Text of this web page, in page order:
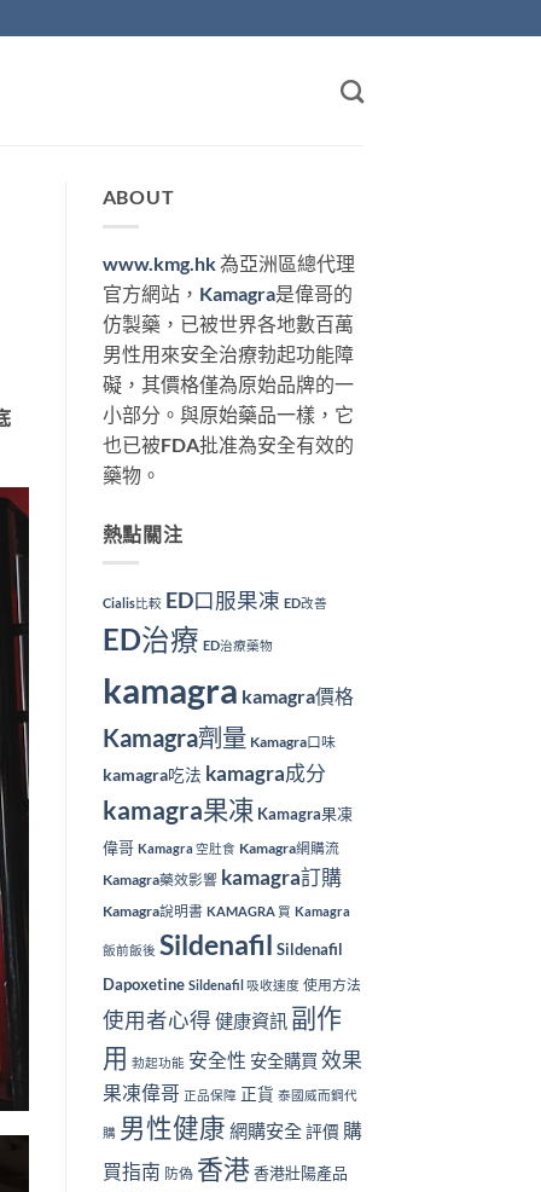
ABOUT
www.kmg.hk為亞洲區總代理
官方網站， Kamagra是偉哥的
仿製藥，已被世界各地數百萬
男性用來安全治療勃起功能障
礙，其價格僅為原始品牌的一
小部分。與原始藥品一樣，它
也已被FDA批准為安全有效的
藥物。
熱點關注
Cialis比較 ED口服果凍 ED改善
ED治療 ED治療藥物
kamagra kamagra價格
Kamagra劑量 Kamagra口味
kamagra吃法 kamagra成分
kamagra果凍 Kamagra果凍
偉哥 Kamagra 空肚食 Kamagra網購流
Kamagra藥效影響 kamagra訂購
Kamagra說明書 KAMAGRA 買 Kamagra
飯前飯後 Sildenafil Sildenafil
Dapoxetine Sildenafil 吸收速度 使用方法
使用者心得 健康資訊 副作
用 勃起功能 安全性 安全購買 效果
果凍偉哥 正品保障 正貨 泰國威而鋼代
購 男性健康 網購安全 評價 購
買指南 防偽 香港 香港壯陽產品